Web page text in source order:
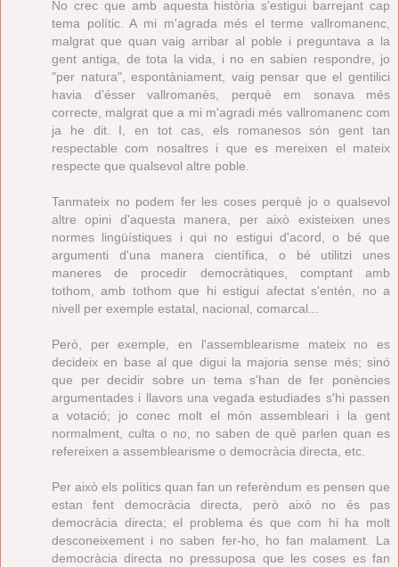
No crec que amb aquesta història s'estigui barrejant cap
tema polític. A mi m'agrada més el terme vallromanenc,
malgrat que quan vaig arribar al poble i preguntava a la
gent antiga, de tota la vida, i no en sabien respondre, jo
"per natura", espontàniament, vaig pensar que el gentilici
havia d'ésser vallromanès, perquè em sonava més
correcte, malgrat que a mi m'agradi més vallromanenc com
ja he dit. I, en tot cas, els romanesos són gent tan
respectable com nosaltres i que es mereixen el mateix
respecte que qualsevol altre poble.
Tanmateix no podem fer les coses perquè jo o qualsevol
altre opini d'aquesta manera, per això existeixen unes
normes lingüístiques i qui no estigui d'acord, o bé que
argumenti d'una manera científica, o bé utilitzi unes
maneres de procedir democràtiques, comptant amb
tothom, amb tothom que hi estigui afectat s'entén, no a
nivell per exemple estatal, nacional, comarcal...
Però, per exemple, en l'assemblearisme mateix no es
decideix en base al que digui la majoria sense més; sinó
que per decidir sobre un tema s'han de fer ponències
argumentades i llavors una vegada estudiades s'hi passen
a votació; jo conec molt el món assembleari i la gent
normalment, culta o no, no saben de què parlen quan es
refereixen a assemblearisme o democràcia directa, etc.
Per això els polítics quan fan un referèndum es pensen que
estan fent democràcia directa, però això no és pas
democràcia directa; el problema és que com hi ha molt
desconeixement i no saben fer-ho, ho fan malament. La
democràcia directa no pressuposa que les coses es fan